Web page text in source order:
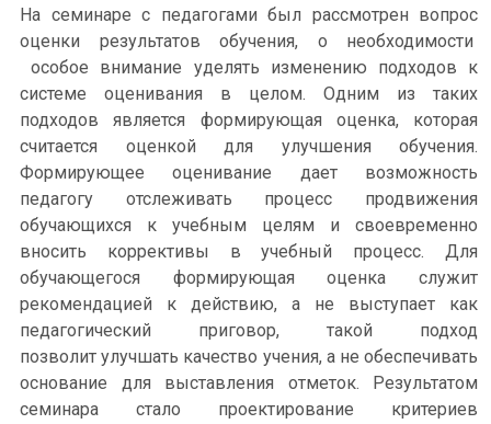
На семинаре с педагогами был рассмотрен вопрос
оценки результатов обучения, о необходимости
особое внимание уделять изменению подходов к
системе оценивания в целом. Одним из таких
подходов является формирующая оценка, которая
считается оценкой для улучшения обучения.
Формирующее оценивание дает возможность
педагогу отслеживать процесс продвижения
обучающихся к учебным целям и своевременно
вносить коррективы в учебный процесс. Для
обучающегося формирующая оценка служит
рекомендацией к действию, а не выступает как
педагогический приговор, такой подход
позволит улучшать качество учения, а не обеспечивать
основание для выставления отметок. Результатом
семинара стало проектирование критериев